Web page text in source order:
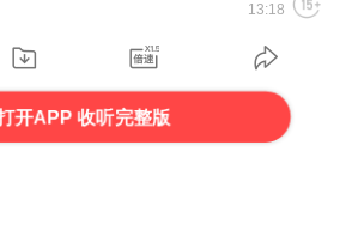
13:18
开APP 收听完整版